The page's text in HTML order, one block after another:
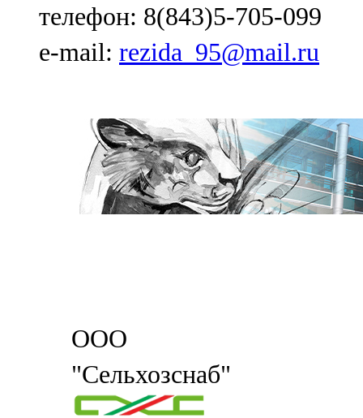
телефон: 8(843)5-705-099
e-mail: rezida_95@mail.ru
ООО
"Сельхозснаб"